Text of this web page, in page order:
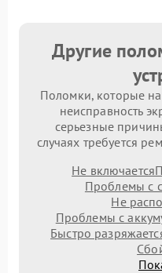
Другие
Поломки, которые
неисправность
серьезные
случаях требуется
Не включается
Проблемы с
Не
Проблемы с
Быстро